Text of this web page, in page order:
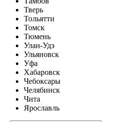
Тверь
Тольятти
Томск
Тюмень
Улан-Удэ
Ульяновск
Уфа
Хабаровск
Чебоксары
Челябинск
Чита
Ярославль